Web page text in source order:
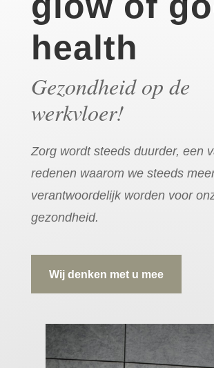
health
Gezondheid op de
werkvloer!
Zorg wordt steeds duurder, een
redenen waarom we steeds
verantwoordelijk worden voor
gezondheid.
Wij denken met u mee